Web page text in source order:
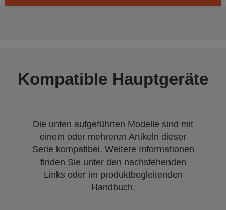
Kompatible Hauptgeräte
Die unten aufgeführten Modelle sind mit
einem oder mehreren Artikeln dieser
Serie kompatibel. Weitere Informationen
finden Sie unter den nachstehenden
Links oder im produktbegleitenden
Handbuch.